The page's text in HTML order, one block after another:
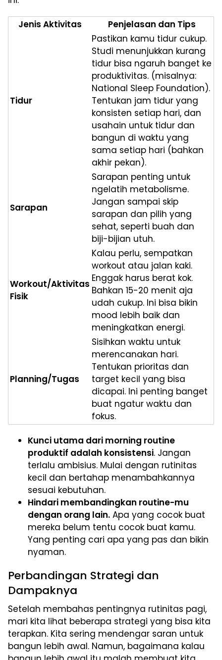
Jenis Aktivitas Penjelasan dan Tips
Tidur
Pastikan kamu tidur cukup.
Studi menunjukkan kurang
tidur bisa ngaruh banget ke
produktivitas. (misalnya:
National Sleep Foundation).
Tentukan jam tidur yang
konsisten setiap hari, dan
usahain untuk tidur dan
bangun di waktu yang
sama setiap hari (bahkan
akhir pekan).
Sarapan
Sarapan penting untuk
ngelatih metabolisme.
Jangan sampai skip
sarapan dan pilih yang
sehat, seperti buah dan
biji-bijian utuh.
Workout/Aktivitas
Fisik
Kalau perlu, sempatkan
workout atau jalan kaki.
Enggak harus berat kok.
Bahkan 15-20 menit aja
udah cukup. Ini bisa bikin
mood lebih baik dan
meningkatkan energi.
Planning/Tugas
Sisihkan waktu untuk
merencanakan hari.
Tentukan prioritas dan
target kecil yang bisa
dicapai. Ini penting banget
buat ngatur waktu dan
fokus.
Kunci utama dari morning routine
produktif adalah konsistensi. Jangan
terlalu ambisius. Mulai dengan rutinitas
kecil dan bertahap menambahkannya
sesuai kebutuhan.
Hindari membandingkan routine-mu
dengan orang lain. Apa yang cocok buat
mereka belum tentu cocok buat kamu.
Yang penting cari apa yang pas dan bikin
nyaman.
Perbandingan Strategi dan
Dampaknya
Setelah membahas pentingnya rutinitas pagi,
mari kita lihat beberapa strategi yang bisa kita
terapkan. Kita sering mendengar saran untuk
bangun lebih awal. Namun, bagaimana kalau